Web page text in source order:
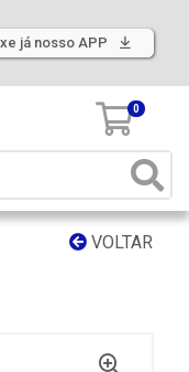
já nosso APP
0
VOLTAR